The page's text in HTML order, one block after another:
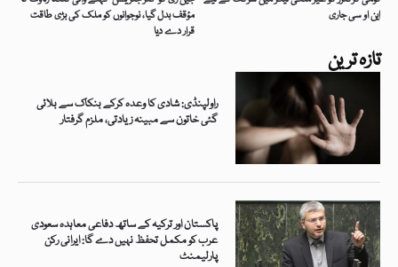
تازہ ترین
راولپنڈی: شادی کا وعدہ کرکے بنکاک سے بلائی
گئی خاتون سے مبینہ زیادتی، ملزم گرفتار
پاکستان اور ترکیہ کے ساتھ دفاعی معاہدہ سعودی
عرب کو مکمل تحفظ نہیں دے گا: ایرانی رکن
پارلیمنٹ
مؤقف بدل گیا، نوجوانوں کو ملک کی بڑی طاقت
قرار دے دیا
این او سی جاری